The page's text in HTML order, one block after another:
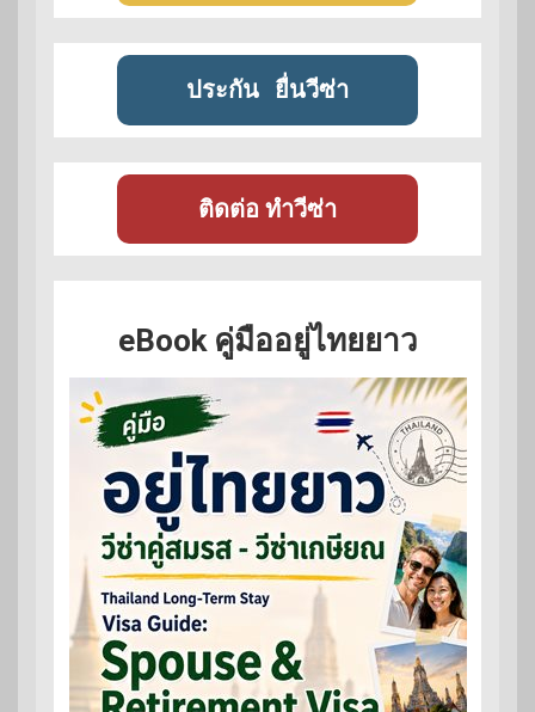
ประกัน ยื่นวีซ่า
ติดต่อ ทำวีซ่า
eBook คู่มืออยู่ไทยยาว